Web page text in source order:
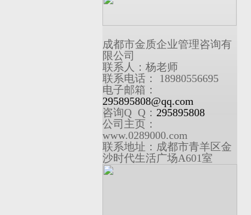
成都市金质企业管理咨询有
限公司
联系人：杨老师
联系电话： 18980556695
电子邮箱：
295895808@qq.com
咨询Q Q： 295895808
公司主页：
www.0289000.com
联系地址：成都市青羊区金
沙时代生活广场A601室